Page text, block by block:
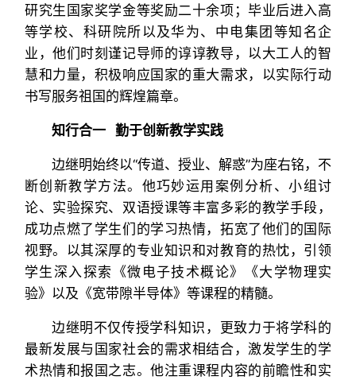
研究生国家奖学金等奖励二十余项；毕业后进入高
等学校、科研院所以及华为、中电集团等知名企
业，他们时刻谨记导师的谆谆教导，以大工人的智
慧和力量，积极响应国家的重大需求，以实际行动
书写服务祖国的辉煌篇章。
知行合一 勤于创新教学实践
边继明始终以“传道、授业、解惑”为座右铭，不
断创新教学方法。他巧妙运用案例分析、小组讨
论、实验探究、双语授课等丰富多彩的教学手段，
成功点燃了学生们的学习热情，拓宽了他们的国际
视野。以其深厚的专业知识和对教育的热忱，引领
学生深入探索《微电子技术概论》《大学物理实
验》以及《宽带隙半导体》等课程的精髓。
边继明不仅传授学科知识，更致力于将学科的
最新发展与国家社会的需求相结合，激发学生的学
术热情和报国之志。他注重课程内容的前瞻性和实